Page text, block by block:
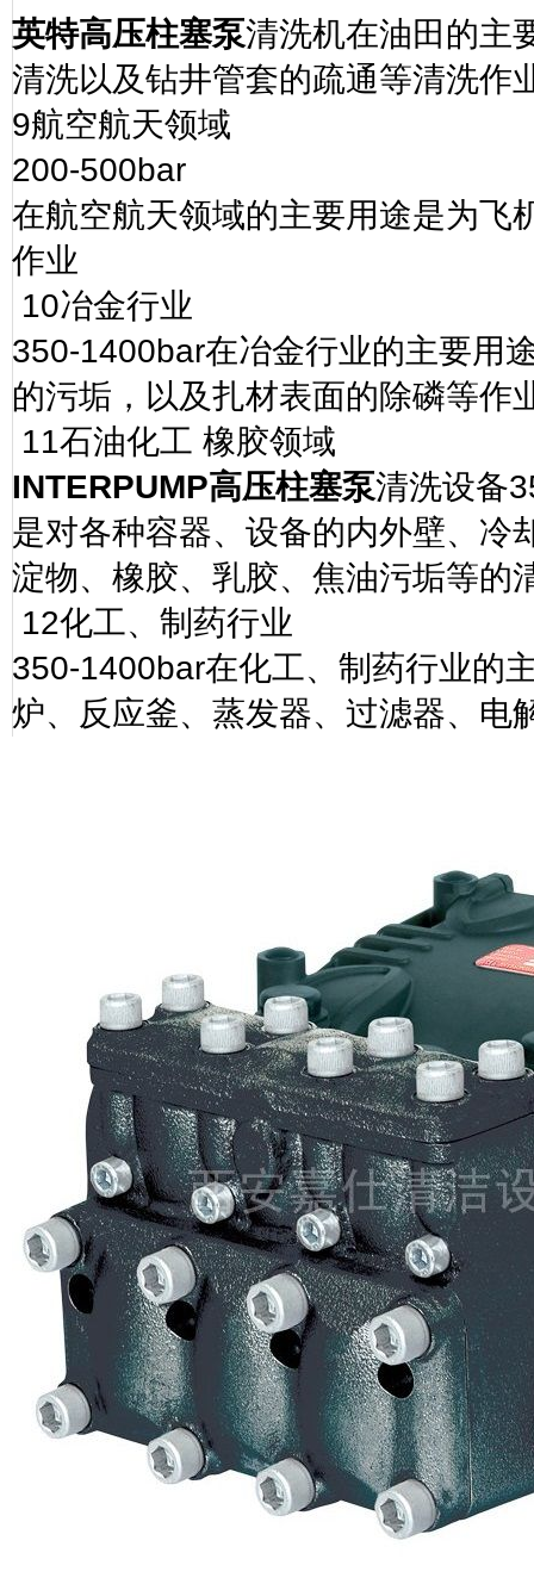
英特高压柱塞泵清洗机在油田的主
清洗以及钻井管套的疏通等清洗作
9航空航天领域
200-500bar
在航空航天领域的主要用途是为飞
作业
10冶金行业
350-1400bar在冶金行业的主要用
的污垢，以及扎材表面的除磷等作
11石油化工 橡胶领域
INTERPUMP高压柱塞泵清洗设备
是对各种容器、设备的内外壁、冷
淀物、橡胶、乳胶、焦油污垢等的
12化工、制药行业
350-1400bar在化工、制药行业的
炉、反应釜、蒸发器、过滤器、电